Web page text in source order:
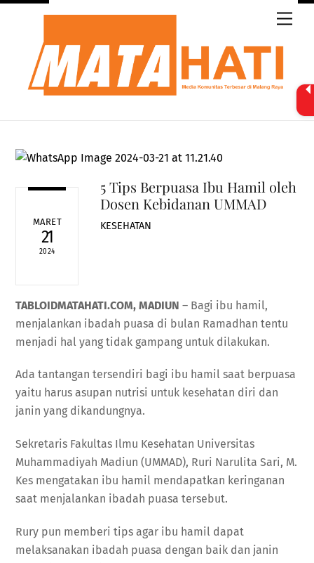
Skip
MARET
21
2024
5 Tips Berpuasa Ibu Hamil oleh
Dosen Kebidanan UMMAD
KESEHATAN
TABLOIDMATAHATI.COM, MADIUN – Bagi ibu hamil,
menjalankan ibadah puasa di bulan Ramadhan tentu
menjadi hal yang tidak gampang untuk dilakukan.
Ada tantangan tersendiri bagi ibu hamil saat berpuasa
yaitu harus asupan nutrisi untuk kesehatan diri dan
janin yang dikandungnya.
Sekretaris Fakultas Ilmu Kesehatan Universitas
Muhammadiyah Madiun (UMMAD), Ruri Narulita Sari, M.
Kes mengatakan ibu hamil mendapatkan keringanan
saat menjalankan ibadah puasa tersebut.
Rury pun memberi tips agar ibu hamil dapat
melaksanakan ibadah puasa dengan baik dan janin